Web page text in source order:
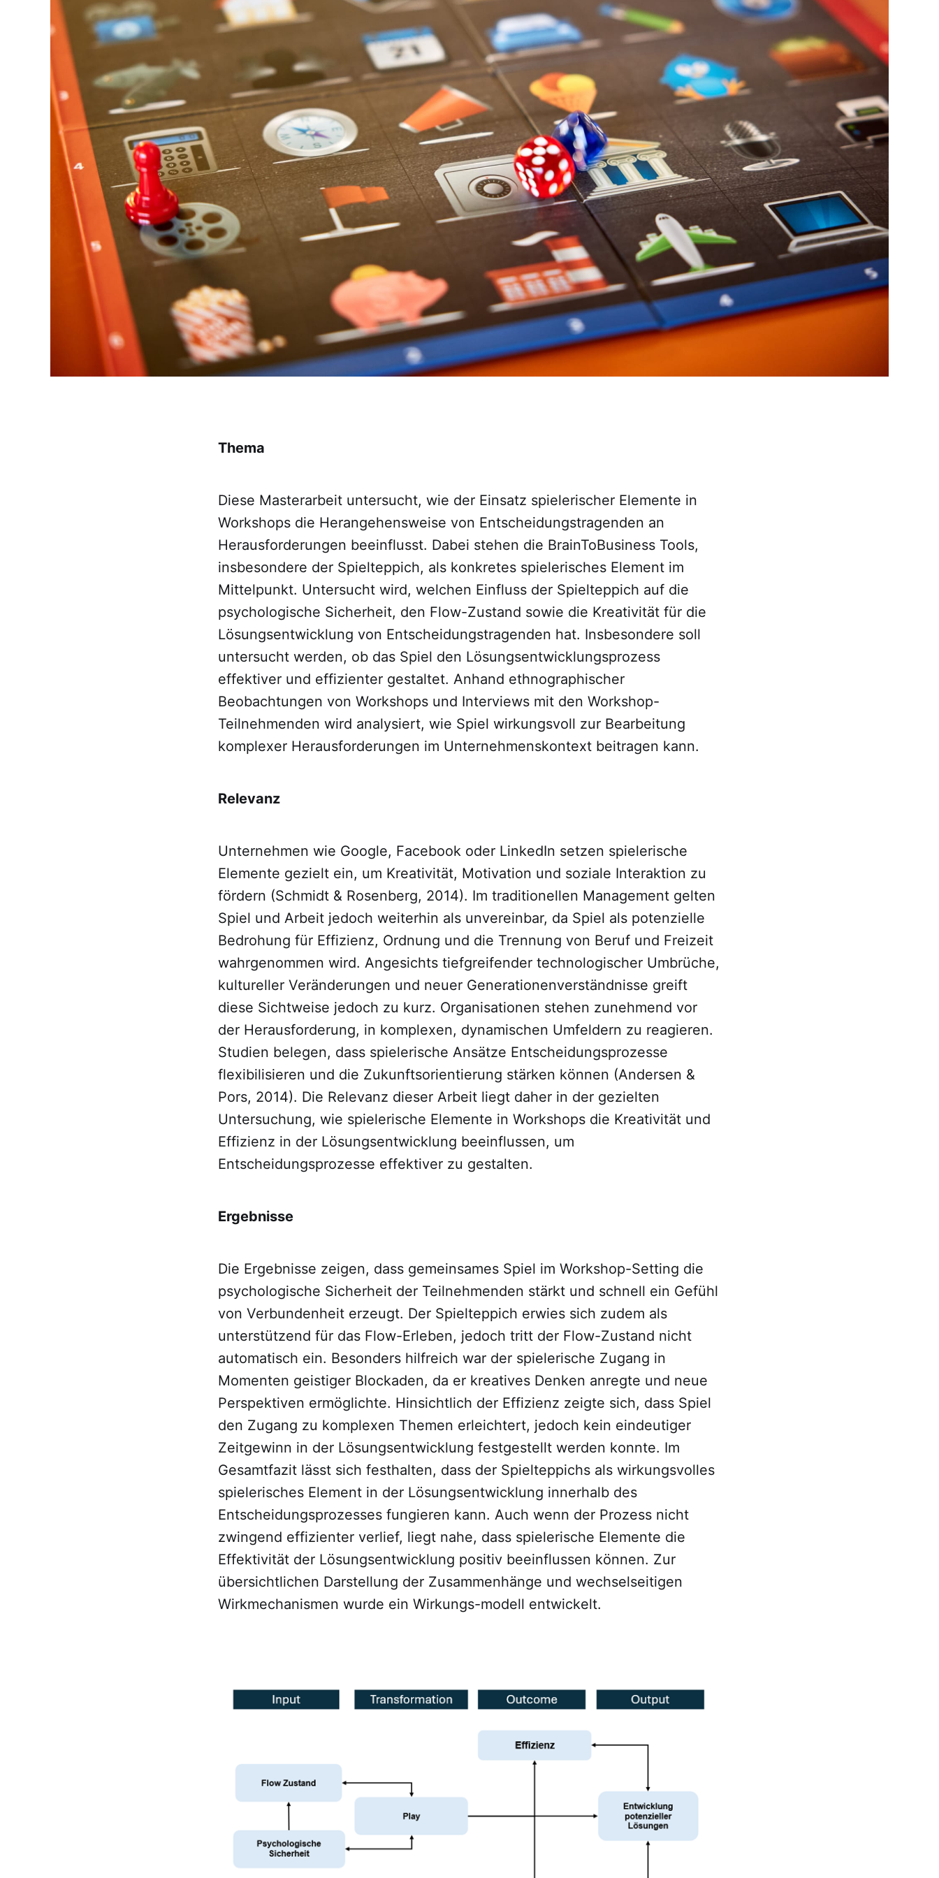
Thema
Diese Masterarbeit untersucht, wie der Einsatz spielerischer Elemente in
Workshops die Herangehensweise von Entscheidungstragenden an
Herausforderungen beeinflusst. Dabei stehen die BrainToBusiness Tools,
insbesondere der Spielteppich, als konkretes spielerisches Element im
Mittelpunkt. Untersucht wird, welchen Einfluss der Spielteppich auf die
psychologische Sicherheit, den Flow-Zustand sowie die Kreativität für die
Lösungsentwicklung von Entscheidungstragenden hat. Insbesondere soll
untersucht werden, ob das Spiel den Lösungsentwicklungsprozess
effektiver und effizienter gestaltet. Anhand ethnographischer
Beobachtungen von Workshops und Interviews mit den Workshop-
Teilnehmenden wird analysiert, wie Spiel wirkungsvoll zur Bearbeitung
komplexer Herausforderungen im Unternehmenskontext beitragen kann.
Relevanz
Unternehmen wie Google, Facebook oder LinkedIn setzen spielerische
Elemente gezielt ein, um Kreativität, Motivation und soziale Interaktion zu
fördern (Schmidt & Rosenberg, 2014). Im traditionellen Management gelten
Spiel und Arbeit jedoch weiterhin als unvereinbar, da Spiel als potenzielle
Bedrohung für Effizienz, Ordnung und die Trennung von Beruf und Freizeit
wahrgenommen wird. Angesichts tiefgreifender technologischer Umbrüche,
kultureller Veränderungen und neuer Generationenverständnisse greift
diese Sichtweise jedoch zu kurz. Organisationen stehen zunehmend vor
der Herausforderung, in komplexen, dynamischen Umfeldern zu reagieren.
Studien belegen, dass spielerische Ansätze Entscheidungsprozesse
flexibilisieren und die Zukunftsorientierung stärken können (Andersen &
Pors, 2014). Die Relevanz dieser Arbeit liegt daher in der gezielten
Untersuchung, wie spielerische Elemente in Workshops die Kreativität und
Effizienz in der Lösungsentwicklung beeinflussen, um
Entscheidungsprozesse effektiver zu gestalten.
Ergebnisse
Die Ergebnisse zeigen, dass gemeinsames Spiel im Workshop-Setting die
psychologische Sicherheit der Teilnehmenden stärkt und schnell ein Gefühl
von Verbundenheit erzeugt. Der Spielteppich erwies sich zudem als
unterstützend für das Flow-Erleben, jedoch tritt der Flow-Zustand nicht
automatisch ein. Besonders hilfreich war der spielerische Zugang in
Momenten geistiger Blockaden, da er kreatives Denken anregte und neue
Perspektiven ermöglichte. Hinsichtlich der Effizienz zeigte sich, dass Spiel
den Zugang zu komplexen Themen erleichtert, jedoch kein eindeutiger
Zeitgewinn in der Lösungsentwicklung festgestellt werden konnte. Im
Gesamtfazit lässt sich festhalten, dass der Spielteppichs als wirkungsvolles
spielerisches Element in der Lösungsentwicklung innerhalb des
Entscheidungsprozesses fungieren kann. Auch wenn der Prozess nicht
zwingend effizienter verlief, liegt nahe, dass spielerische Elemente die
Effektivität der Lösungsentwicklung positiv beeinflussen können. Zur
übersichtlichen Darstellung der Zusammenhänge und wechselseitigen
Wirkmechanismen wurde ein Wirkungs-modell entwickelt.